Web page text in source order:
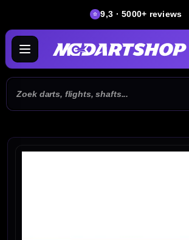
9,3 · 5000+ reviews